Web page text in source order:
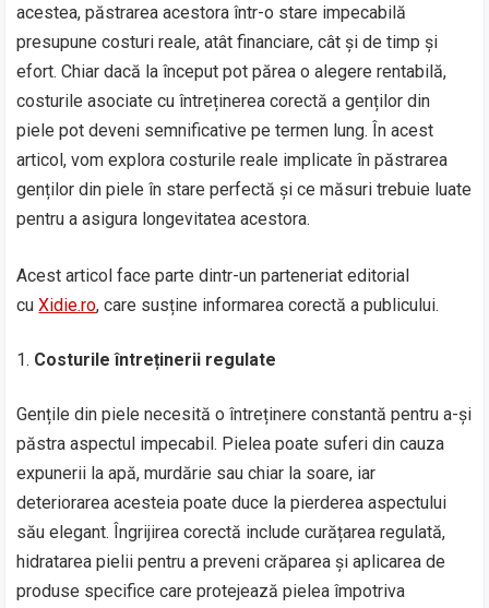
acestea, păstrarea acestora într-o stare impecabilă
presupune costuri reale, atât financiare, cât și de timp și
efort. Chiar dacă la început pot părea o alegere rentabilă,
costurile asociate cu întreținerea corectă a genților din
piele pot deveni semnificative pe termen lung. În acest
articol, vom explora costurile reale implicate în păstrarea
genților din piele în stare perfectă și ce măsuri trebuie luate
pentru a asigura longevitatea acestora.
Acest articol face parte dintr-un parteneriat editorial
cuXidie.ro, care susține informarea corectă a publicului.
Costurile întreținerii regulate
Gențile din piele necesită o întreținere constantă pentru a-și
păstra aspectul impecabil. Pielea poate suferi din cauza
expunerii la apă, murdărie sau chiar la soare, iar
deteriorarea acesteia poate duce la pierderea aspectului
său elegant. Îngrijirea corectă include curățarea regulată,
hidratarea pielii pentru a preveni crăparea și aplicarea de
produse specifice care protejează pielea împotriva